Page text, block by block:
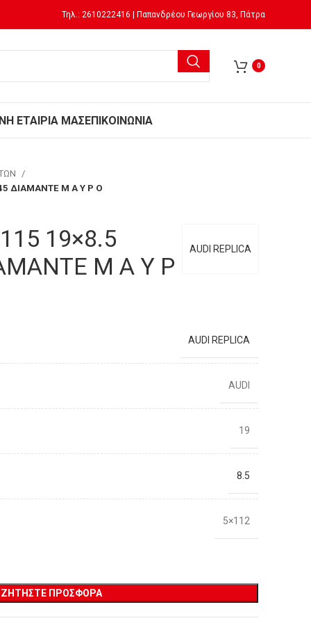
Τηλ.: 2610222416 | Παπανδρέου Γεωργίου 83, Πάτρα
0
Η ΕΤΑΙΡΙΑ ΜΑΣΕΠΙΚΟΙΝΩΝΙΑ
ΔΙΑΜΑΝΤΕ Μ Α Υ Ρ Ο
AUDI REPLICA
19×8.5
Μ Α Υ Ρ
AUDI REPLICA
AUDI
19
8.5
5×112
ΖΗΤΉΣΤΕ ΠΡΟΣΦΟΡΆ